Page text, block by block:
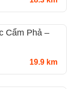
Cẩm Phả –
19.9 km